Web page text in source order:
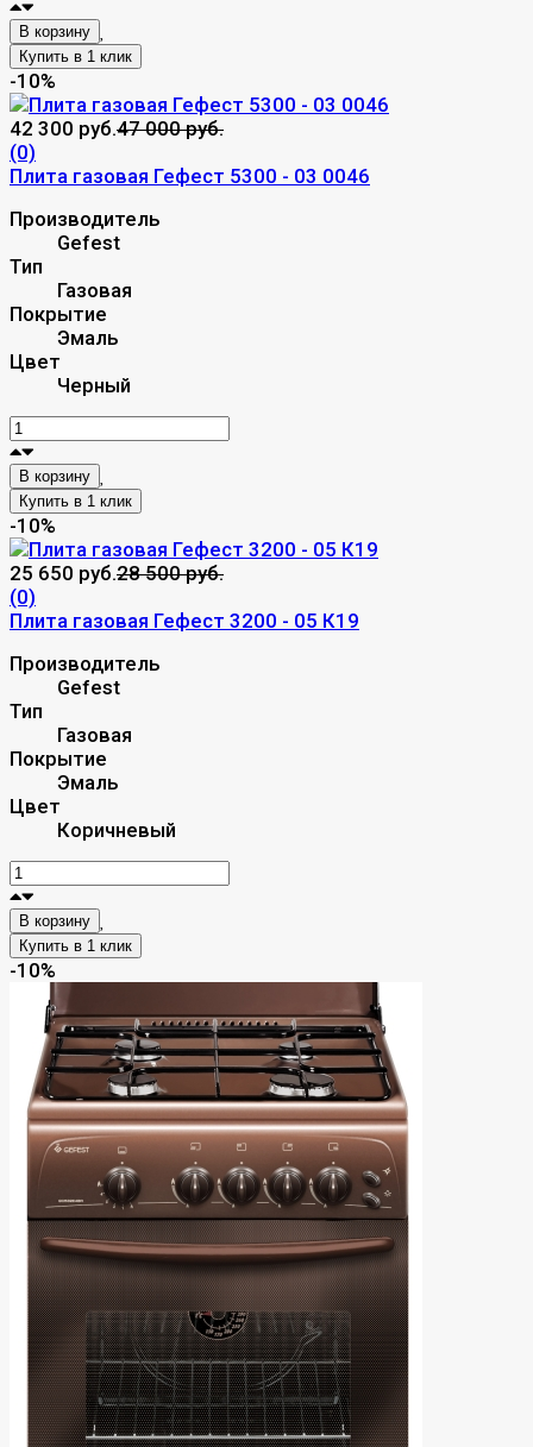
В корзину
-10%
42 300 руб.47 000 руб.
(0)
Плита газовая Гефест 5300 - 03 0046
Производитель
Gefest
Тип
Газовая
Покрытие
Эмаль
Цвет
Черный
В корзину
-10%
25 650 руб.28 500 руб.
(0)
Плита газовая Гефест 3200 - 05 К19
Производитель
Gefest
Тип
Газовая
Покрытие
Эмаль
Цвет
Коричневый
В корзину
-10%